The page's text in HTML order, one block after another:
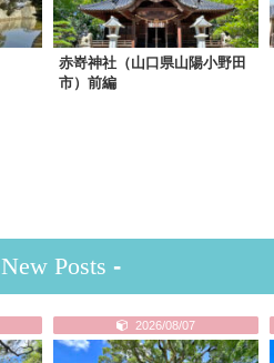
赤嵜神社（山口県山陽小野田
市）前編
New Posts -
2026/08/07